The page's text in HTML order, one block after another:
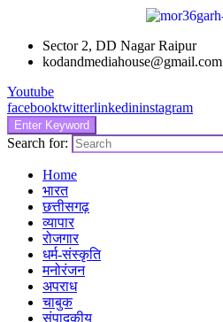
Sector 2, DD Nagar Raipur
kodandmediahouse@gmail.com
Youtube
facebooktwitterlinkedininstagram
Enter Keyword
Search for:
Home
भारत
छत्तीसगढ़
व्यापार
रोजगार
धर्म-संस्कृति
मनोरंजन
अपराध
चाबुक
संपादकीय